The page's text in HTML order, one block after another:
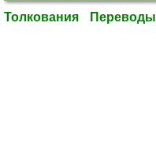
Толкования Переводы